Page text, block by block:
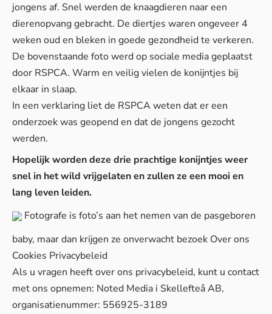
jongens af. Snel werden de knaagdieren naar een
dierenopvang gebracht. De diertjes waren ongeveer 4
weken oud en bleken in goede gezondheid te verkeren.
De bovenstaande foto werd op sociale media geplaatst
door RSPCA. Warm en veilig vielen de konijntjes bij
elkaar in slaap.
In een verklaring liet de RSPCAweten dat er een
onderzoek was geopend en dat de jongens gezocht
werden.
Hopelijk worden deze drie prachtige konijntjes weer
snel in het wild vrijgelaten en zullen ze een mooi en
lang leven leiden.
Fotografe is foto’s aan het nemen van de pasgeboren
baby, maar dan krijgen ze onverwacht bezoek Over ons
Cookies Privacybeleid
Als u vragen heeft over ons privacybeleid, kunt u contact
met ons opnemen: Noted Media i Skellefteå AB,
organisatienummer: 556925-3189